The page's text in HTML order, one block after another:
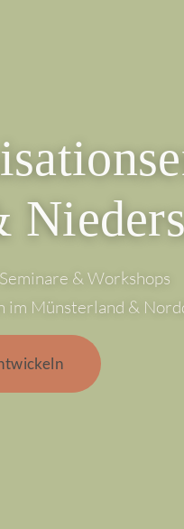
& Workshops
im Münsterland &